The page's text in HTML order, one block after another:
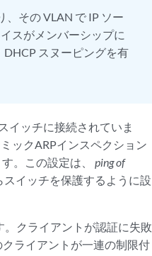
その VLAN で IP ソー
スがメンバーシップに
DHCP スヌーピングを有
イッチに接続されていま
ックARPインスペクション
。この設定は、 ping of
イッチを保護するように設
。クライアントが認証に失敗
ライアントが一連の制限付